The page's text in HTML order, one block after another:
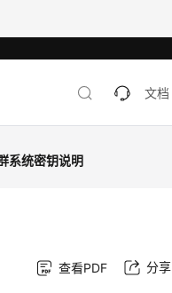
文档
系统密钥说明
查看PDF 分享